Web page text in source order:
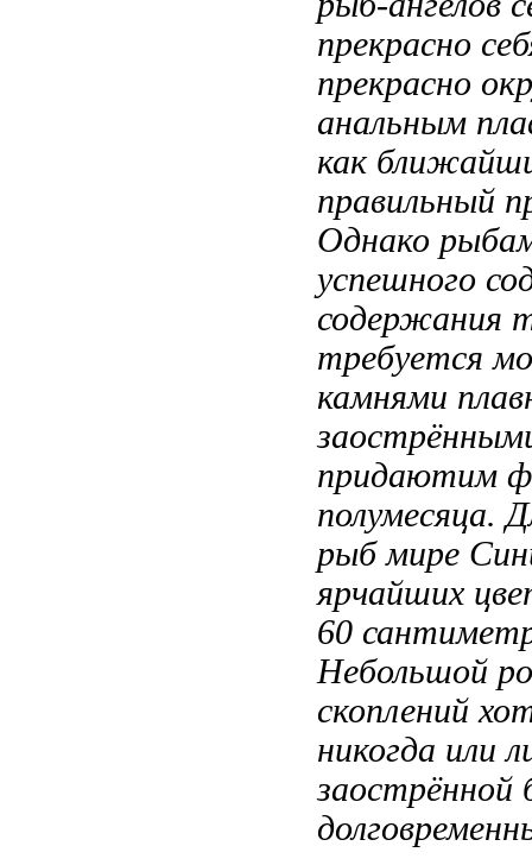
прекрасно
прекрасно
анальным
как
правильный
Однако
успешного
содержания
требуется
камнями
придаютим
полумесяца.
рыбмире
ярчайших
60
Небольшой
скоплений
никогда или
заострённой